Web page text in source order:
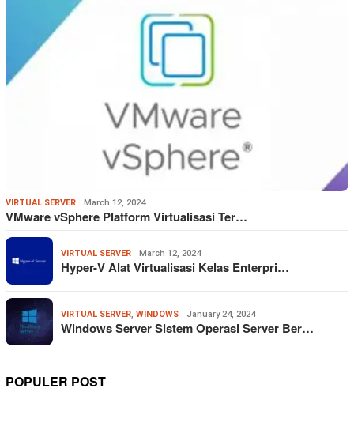
VIRTUAL SERVER March 12, 2024
VMware vSphere Platform Virtualisasi Ter…
VIRTUAL SERVER March 12, 2024
Hyper-V Alat Virtualisasi Kelas Enterpri…
VIRTUAL SERVER, WINDOWS January 24, 2024
Windows Server Sistem Operasi Server Ber…
POPULER POST